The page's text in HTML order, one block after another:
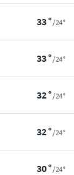
33° /24°
33° /24°
32° /24°
32° /24°
30° /24°